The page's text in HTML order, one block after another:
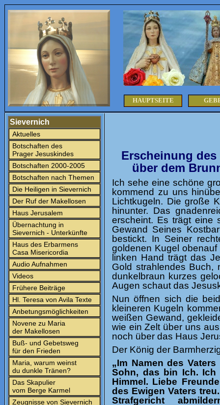
HAUPTSEITE
Sievernich
Aktuelles
Botschaften des
Prager Jesuskindes
Botschaften 2000-2005
Botschaften nach Themen
Die Heiligen in Sievernich
Der Ruf der Makellosen
Haus Jerusalem
Übernachtung in
Sievernich - Unterkünfte
Haus des Erbarmens
Casa Misericordia
Audio Aufnahmen
Videos
Frühere Beiträge
Hl. Teresa von Avila Texte
Anbetungsmöglichkeiten
Novene zu Maria
der Makellosen
Buß- und Gebetsweg
für den Frieden
Maria, warum weinst
du dunkle Tränen?
Das Skapulier
vom Berge Karmel
Zeugnisse von Sievernich
Erscheinung des
über dem
Ich sehe eine schöne
kommend zu uns
Lichtkugeln. Die große
hinunter. Das
erscheint. Es trägt eine
Gewand Seines
bestickt. In Seiner
goldenen Kugel
linken Hand trägt das
Gold strahlendes Buch,
dunkelbraun kurzes
Augen schaut das
Nun öffnen sich die
kleineren Kugeln
weißen Gewand,
wie ein Zelt über uns
noch über das Haus
Der König der
„Im Namen des
Sohn, das bin Ich.
Himmel. Liebe
des Ewigen Vaters
Strafgericht